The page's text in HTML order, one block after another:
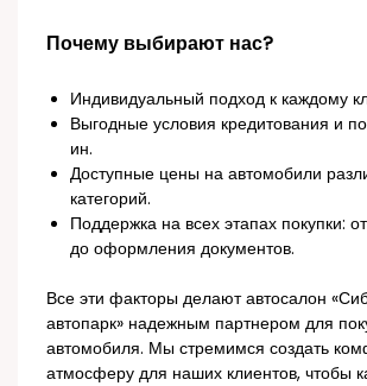
Почему выбирают нас?
Индивидуальный подход к каждому
Выгодные условия кредитования и
ин.
Доступные цены на автомобили
категорий.
Поддержка на всех этапах покупки:
до оформления документов.
Все эти факторы делают автосалон
автопарк» надежным партнером для
автомобиля. Мы стремимся создать
атмосферу для наших клиентов, чтобы